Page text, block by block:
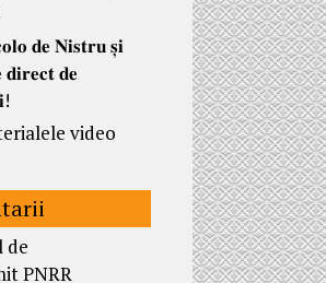
𝐝𝐞 𝐍𝐢𝐬𝐭𝐫𝐮 𝐬̦𝐢
𝐝𝐞
video
de
PNRR